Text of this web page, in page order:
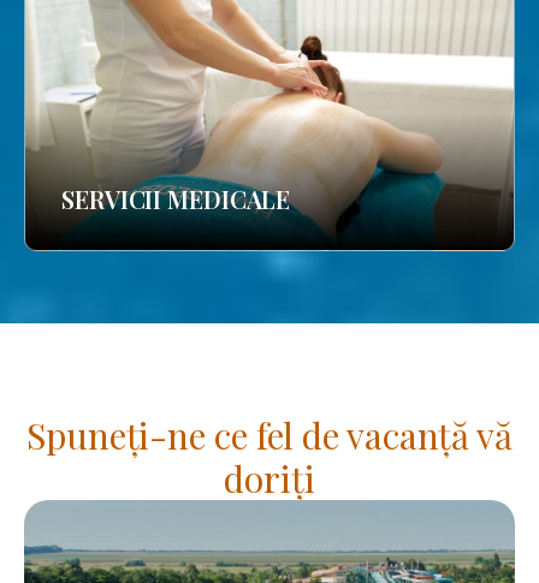
SERVICII MEDICALE
Spuneți-ne ce fel de vacanță vă
doriți